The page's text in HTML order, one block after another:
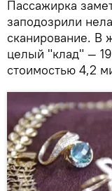
Пассажирка
заподозрили
сканирование.
целый "клад" —
стоимостью 4,2